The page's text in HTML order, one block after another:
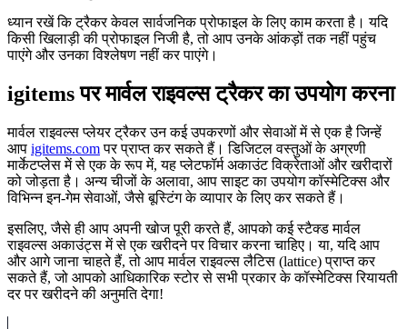
ध्यान रखें कि ट्रैकर केवल सार्वजनिक प्रोफाइल के लिए काम करता है। यदि
किसी खिलाड़ी की प्रोफाइल निजी है, तो आप उनके आंकड़ों तक नहीं पहुंच
पाएंगे और उनका विश्लेषण नहीं कर पाएंगे।
igitems पर मार्वल राइवल्स ट्रैकर का उपयोग करना
मार्वल राइवल्स प्लेयर ट्रैकर उन कई उपकरणों और सेवाओं में से एक है जिन्हें
आप igitems.comपर प्राप्त कर सकते हैं। डिजिटल वस्तुओं के अग्रणी
मार्केटप्लेस में से एक के रूप में, यह प्लेटफॉर्म अकाउंट विक्रेताओं और खरीदारों
को जोड़ता है। अन्य चीजों के अलावा, आप साइट का उपयोग कॉस्मेटिक्स और
विभिन्न इन-गेम सेवाओं, जैसे बूस्टिंग के व्यापार के लिए कर सकते हैं।
इसलिए, जैसे ही आप अपनी खोज पूरी करते हैं, आपको कई स्टैक्ड मार्वल
राइवल्स अकाउंट्स में से एक खरीदने पर विचार करना चाहिए। या, यदि आप
और आगे जाना चाहते हैं, तो आप मार्वल राइवल्स लैटिस (lattice) प्राप्त कर
सकते हैं, जो आपको आधिकारिक स्टोर से सभी प्रकार के कॉस्मेटिक्स रियायती
दर पर खरीदने की अनुमति देगा!